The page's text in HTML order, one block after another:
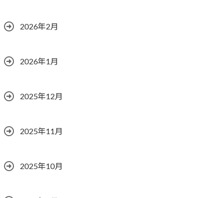
2026年2月
2026年1月
2025年12月
2025年11月
2025年10月